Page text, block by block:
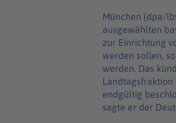
München (dpa/
ausgewählten
zur Einrichtung
werden sollen,
werden. Das
Landtagsfraktion
endgültig
sagte er der